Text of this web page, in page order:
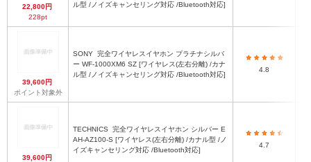
22,800円
228pt
ル型 /ノイズキャンセリング対応 /Bluetooth対応]
39,600円
ポイント対象外
SONY
ー WF-1000XM6 SZ [ワイヤレス(左右分離) /カナ
ル型 /ノイズキャンセリング対応 /Bluetooth対応]
4.8
39,600円
TECHNICS
AH-AZ100-S [ワイヤレス(左右分離) /カナル型 /ノ
イズキャンセリング対応 /Bluetooth対応]
4.7